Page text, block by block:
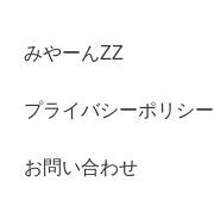
みやーんZZ
プライバシーポリシー
お問い合わせ